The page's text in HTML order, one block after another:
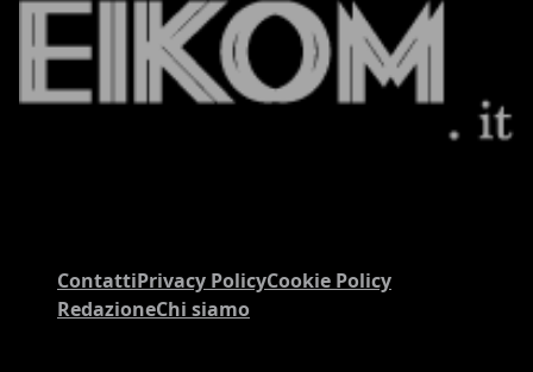
ContattiPrivacy PolicyCookie Policy
RedazioneChi siamo